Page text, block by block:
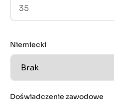
Niemiecki
Doświadczenie zawodowe